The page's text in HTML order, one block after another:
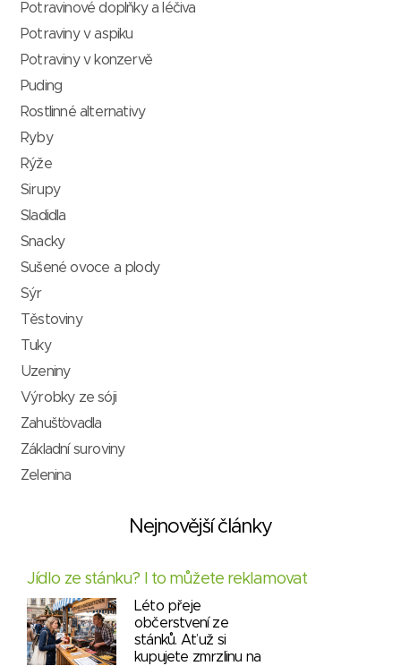
Potravinové doplňky a léčiva
Potraviny v aspiku
Potraviny v konzervě
Puding
Rostlinné alternativy
Ryby
Rýže
Sirupy
Sladidla
Snacky
Sušené ovoce a plody
Sýr
Těstoviny
Tuky
Uzeniny
Výrobky ze sóji
Zahušťovadla
Základní suroviny
Zelenina
Nejnovější články
Jídlo ze stánku? I to můžete reklamovat
Léto přeje
občerstvení ze
stánků. Ať už si
kupujete zmrzlinu na